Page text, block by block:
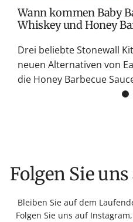
Wann kommen Baby
Whiskey und Honey
Drei beliebte Stonewall
neuen Alternativen von
die Honey Barbecue
Folgen Sie
Bleiben Sie auf dem
Folgen Sie uns auf